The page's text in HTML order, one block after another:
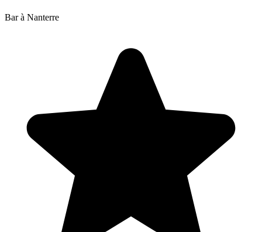
Bar à Nanterre